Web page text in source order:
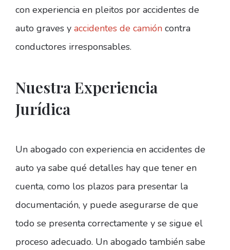
con experiencia en pleitos por accidentes de
auto graves y accidentes de camión contra
conductores irresponsables.
Nuestra Experiencia
Jurídica
Un abogado con experiencia en accidentes de
auto ya sabe qué detalles hay que tener en
cuenta, como los plazos para presentar la
documentación, y puede asegurarse de que
todo se presenta correctamente y se sigue el
proceso adecuado. Un abogado también sabe